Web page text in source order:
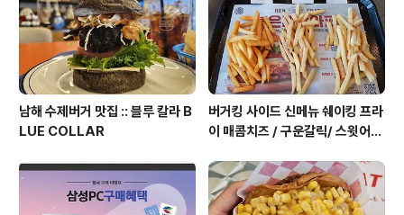
남해 수제버거 맛집 :: 블루 칼라 B
LUE COLLAR
버거킹 사이드 신메뉴 쉐이킹 프라
이 매콤치즈 / 구운갈릭/ 스윗어니